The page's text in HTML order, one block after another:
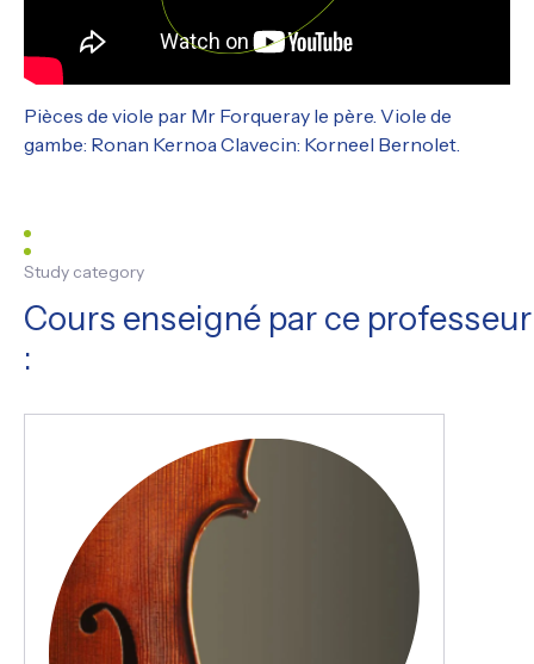
Pièces de viole par Mr Forqueray le père. Viole de
gambe: Ronan Kernoa Clavecin: Korneel Bernolet.
Study category
Cours enseigné par ce professeur
: